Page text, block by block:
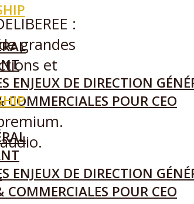
ENJEUX DE DIRECTION
POUR CEO
ENJEUX DE DIRECTION
POUR CEO
:
grandes
et